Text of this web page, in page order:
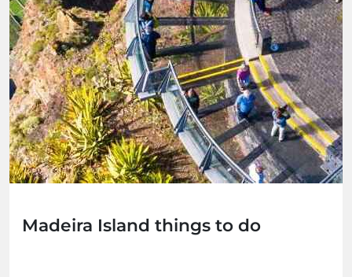
Madeira Island things to do